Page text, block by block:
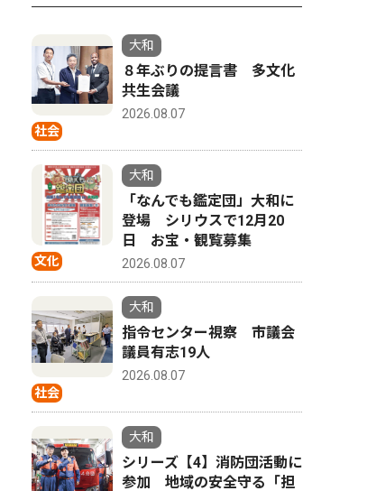
4
社会
大和
８年ぶりの提言書 多文化
共生会議
2026.08.07
文化
大和
「なんでも鑑定団」大和に
登場 シリウスで12月20
日 お宝・観覧募集
2026.08.07
社会
大和
指令センター視察 市議会
議員有志19人
2026.08.07
大和
シリーズ【4】消防団活動に
参加 地域の安全守る「担